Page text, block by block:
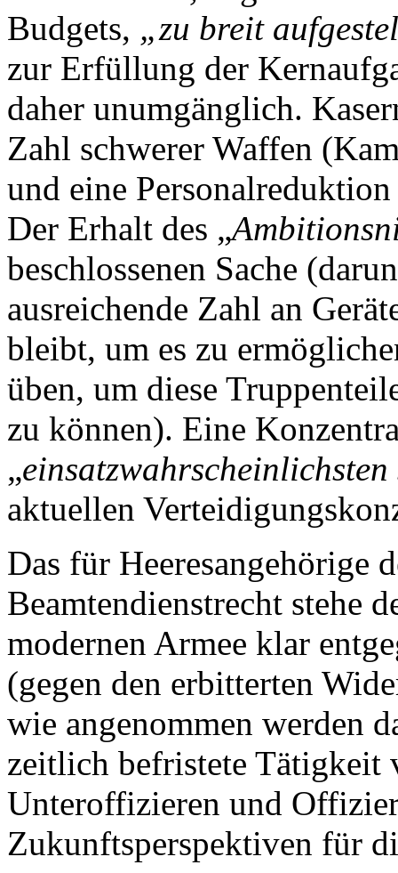
Budgets, „zu breit
zur Erfüllung der
daher unumgänglich.
Zahl schwerer Waffen
und eine
Der Erhalt des „
beschlossenen Sache
ausreichende Zahl an
bleibt, um es zu
üben, um diese
zu können). Eine
„einsatzwahrscheinlichsten
aktuellen
Das für Heeresangehörige
Beamtendienstrecht stehe
modernen Armee klar
(gegen den erbitterten
wie angenommen werden
zeitlich befristete Tätigkeit
Unteroffizieren und
Zukunftsperspektiven für